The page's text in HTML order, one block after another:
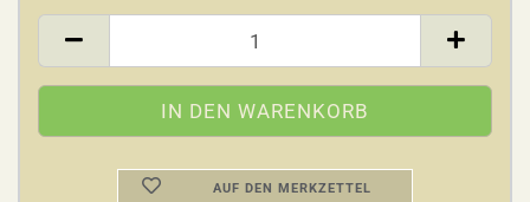
AUF DEN MERKZETTEL